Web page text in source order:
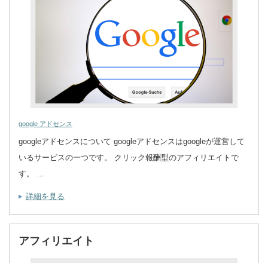
google アドセンス
googleアドセンスについて googleアドセンスはgoogleが運営して
いるサービスの一つです。 クリック報酬型のアフィリエイトで
す。 …
詳細を見る
アフィリエイト